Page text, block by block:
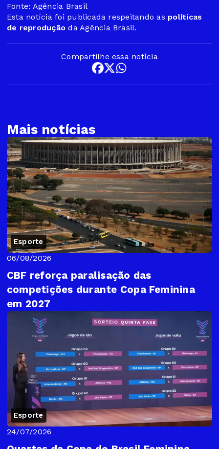
Fonte: Agência Brasil
Esta notícia foi publicada respeitando as políticas
de reprodução da Agência Brasil.
Compartilhe essa notícia
Mais notícias
Esporte
06/08/2026
CBF reforça paralisação das
competições durante Copa Feminina
em 2027
Esporte
24/07/2026